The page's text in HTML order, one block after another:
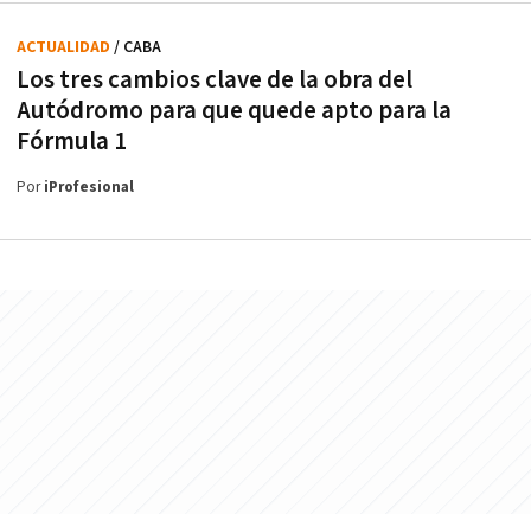
Los tres cambios clave de la obra del
Autódromo para que quede apto para la
Fórmula 1
ACTUALIDAD / CABA
PoriProfesional